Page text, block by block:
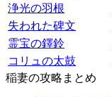
浄光の羽根
失われた碑文
霊宝の鐸鈴
コリュの太鼓
稲妻の攻略まとめ